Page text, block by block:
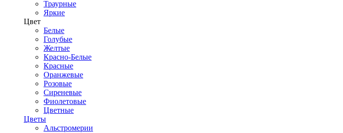
Траурные
Яркие
Цвет
Белые
Голубые
Желтые
Красно-Белые
Красные
Оранжевые
Розовые
Сиреневые
Фиолетовые
Цветные
Цветы
Альстромерии